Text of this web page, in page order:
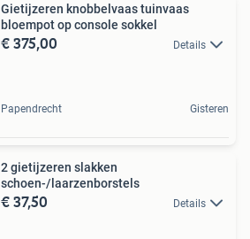
Gietijzeren knobbelvaas tuinvaas
bloempot op console sokkel
€ 375,00 Details
Papendrecht Gisteren
2 gietijzeren slakken
schoen-/laarzenborstels
€ 37,50 Details